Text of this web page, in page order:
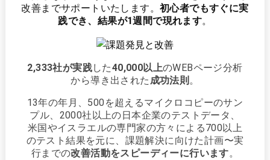
改善までサポートいたします。 初心者でもすぐに実
践でき、結果が1週間で現れます。
2,333社が実践した40,000以上のWEBページ分析
から導き出された 成功法則 。
13年の年月、500を超えるマイクロコピーのサン
プル、2000社以上の日本企業のテストデータ、
米国やイスラエルの専門家の方々による700以上
のテスト結果を元に、課題解決に向けた計画〜実
行までの改善活動をスピーディーに行います。